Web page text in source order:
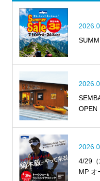
OPEN
4/29
MP オ